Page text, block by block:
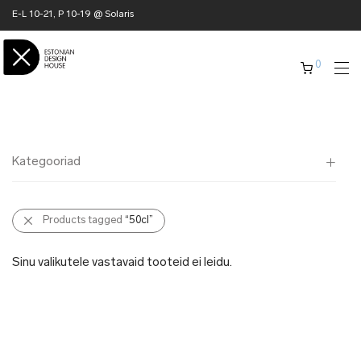
E-L 10-21, P 10-19 @ Solaris
0
Kategooriad
Kõik
✖ KODU
Products tagged “50cl”
Sinu valikutele vastavaid tooteid ei leidu.